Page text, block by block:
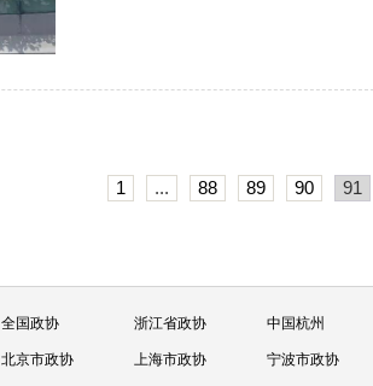
1 ... 88 89 90 91
全国政协 浙江省政协 中国杭州
北京市政协 上海市政协 宁波市政协